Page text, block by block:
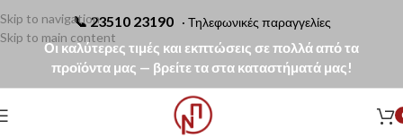
📞23510 23190 · Τηλεφωνικές παραγγελίες
Οι καλύτερες τιμές και εκπτώσεις σε πολλά από τα
προϊόντα μας — βρείτε τα στα καταστήματά μας!
Skip to navigation
Skip to main content